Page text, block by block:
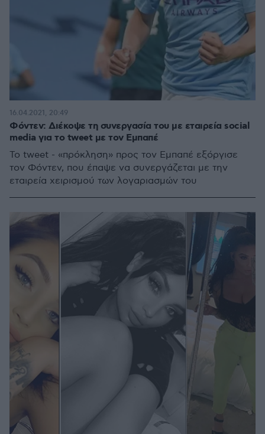
Φόντεν: Διέκοψε τη συνεργασία του με εταιρεία social
media για το tweet με τον Εμπαπέ
Το tweet - «πρόκληση» προς τον Εμπαπέ εξόργισε
τον Φόντεν, που έπαψε να συνεργάζεται με την
εταιρεία χειρισμού των λογαριασμών του
16.04.2021, 20:49